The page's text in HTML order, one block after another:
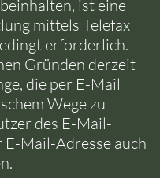
ist eine
mittels Telefax
erforderlich.
Gründen derzeit
die per E-Mail
Wege zu
des E-Mail-
E-Mail-Adresse auch